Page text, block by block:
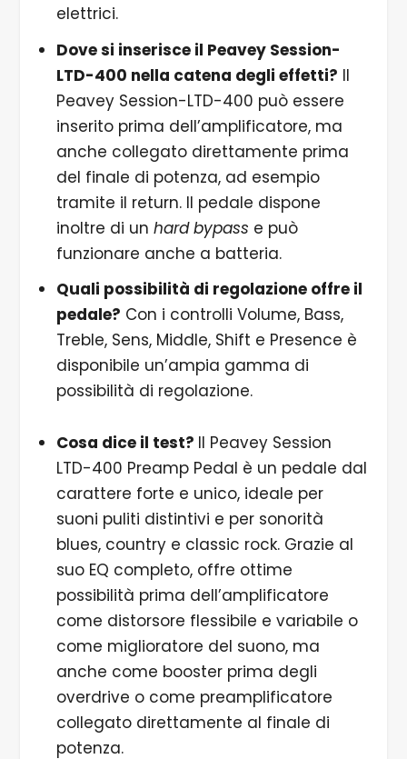
elettrici.
Dove si inserisce il Peavey Session-
LTD-400 nella catena degli effetti? Il
Peavey Session-LTD-400 può essere
inserito prima dell’amplificatore, ma
anche collegato direttamente prima
del finale di potenza, ad esempio
tramite il return. Il pedale dispone
inoltre di un hard bypass e può
funzionare anche a batteria.
Quali possibilità di regolazione offre il
pedale? Con i controlli Volume, Bass,
Treble, Sens, Middle, Shift e Presence è
disponibile un’ampia gamma di
possibilità di regolazione.
Cosa dice il test? Il Peavey Session
LTD-400 Preamp Pedal è un pedale dal
carattere forte e unico, ideale per
suoni puliti distintivi e per sonorità
blues, country e classic rock. Grazie al
suo EQ completo, offre ottime
possibilità prima dell’amplificatore
come distorsore flessibile e variabile o
come miglioratore del suono, ma
anche come booster prima degli
overdrive o come preamplificatore
collegato direttamente al finale di
potenza.